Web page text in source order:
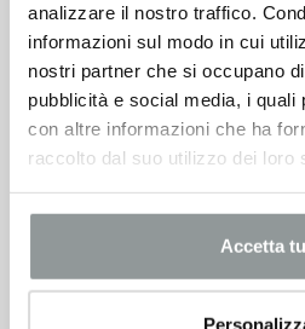
analizzare il nostro traffico.
informazioni sul modo in cui
nostri partner che si occupano
pubblicità e social media, i quali
con altre informazioni che ha
raccolto dal suo utilizzo dei loro
Accetta